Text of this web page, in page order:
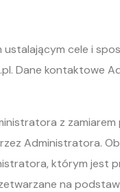
cele i
. Dane kontaktowe
z
Administratora.
którym jest
na